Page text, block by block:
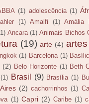
(1) adolescência (1)
(1) Amalfi (1) Amália
Ancara (1) Animais Bichos
(19) arte (4) artes
(1) Barcelona (1)
(2) Belo Horizonte (1) Beth
(1) Brasil (9) Brasília (1)
(2) cachorrinhos (1)
(1) Capri (2) Caribe (1)